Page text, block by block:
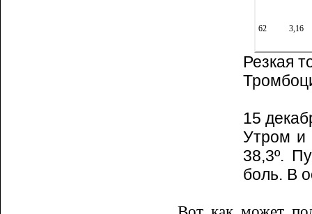
62 3,16
Резкая
15
Утром и
38,3º.
боль. В